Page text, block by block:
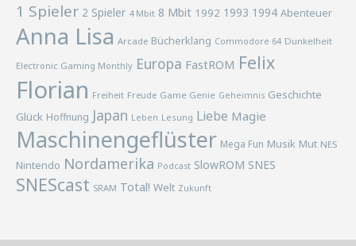
1 Spieler 2 Spieler 4 Mbit 8 Mbit 1992 1993 1994 Abenteuer
Anna Lisa Arcade Bücherklang Commodore 64 Dunkelheit
Electronic Gaming Monthly Europa FastROM Felix
Florian Freiheit Freude Game Genie Geheimnis Geschichte
Glück Hoffnung Japan Leben Lesung Liebe Magie
Maschinengeflüster Mega Fun Musik Mut NES
Nintendo Nordamerika Podcast SlowROM SNES
SNEScast SRAM Total! Welt Zukunft